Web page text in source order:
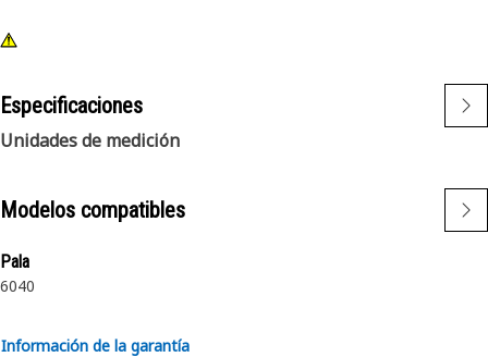
Especificaciones
Unidades de medición
Modelos compatibles
Pala
6040
Información de la garantía